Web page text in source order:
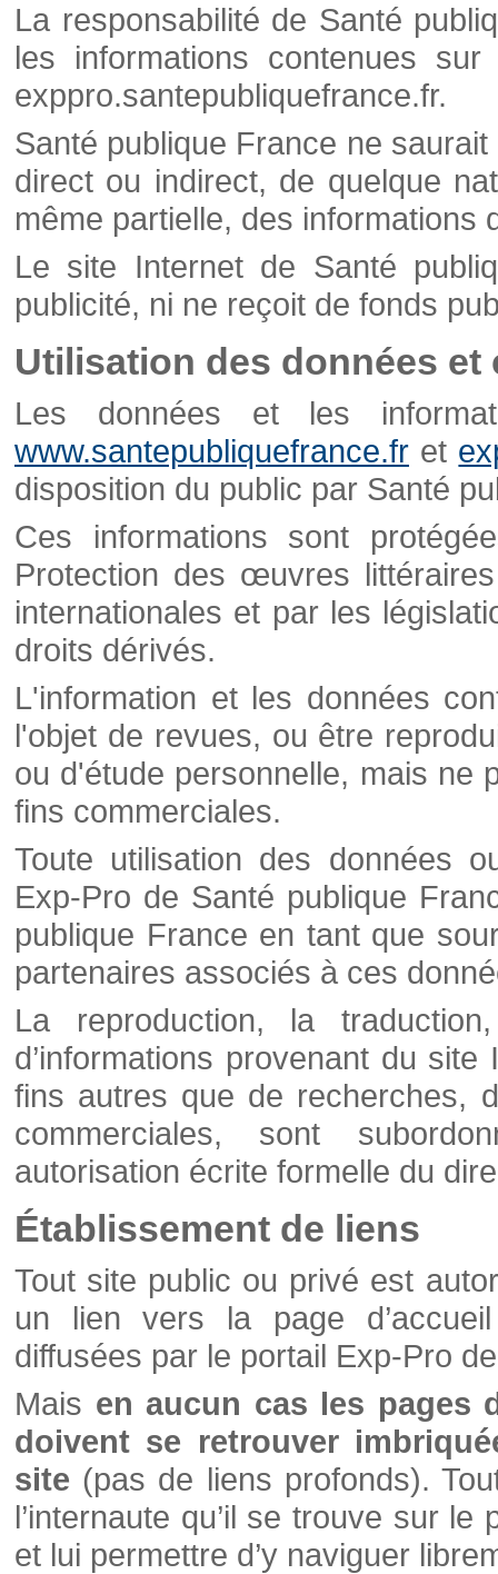
La responsabilité de Santé
les informations contenues
exppro.santepubliquefrance.fr.
Santé publique France ne
direct ou indirect, de quelque
même partielle, des informations
Le site Internet de Santé
publicité, ni ne reçoit de fonds
Utilisation des données et
Les données et les
www.santepubliquefrance.fr et
disposition du public par Santé
Ces informations sont
Protection des œuvres
internationales et par les
droits dérivés.
L'information et les données
l'objet de revues, ou être
ou d'étude personnelle, mais ne
fins commerciales.
Toute utilisation des données
Exp-Pro de Santé publique
publique France en tant que
partenaires associés à ces
La reproduction, la
d’informations provenant du
fins autres que de recherches,
commerciales, sont
autorisation écrite formelle du
Établissement de liens
Tout site public ou privé est
un lien vers la page
diffusées par le portail Exp-Pro
Mais en aucun cas les pages
doivent se retrouver
site (pas de liens profonds).
l’internaute qu’il se trouve sur
et lui permettre d’y naviguer